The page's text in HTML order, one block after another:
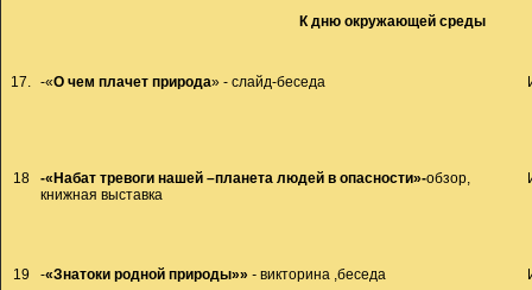
К дню окружающей среды
17. -«О чем плачет природа» - слайд-беседа
18 -«Набат тревоги нашей –планета людей в опасности»-обзор,
книжная выставка
19 -«Знатоки родной природы»» - викторина ,беседа